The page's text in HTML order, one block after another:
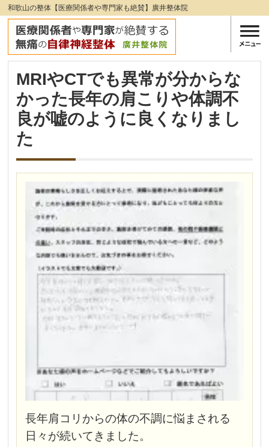
和歌山の整体【医療関係者や専門家も絶賛】廣井整体院
MRIやCTでも異常が分からな
かった長年の肩こりや体調不
良が嘘のように良くなりまし
た
長年肩コリからの体の不調に悩まされる
日々が続いてきました。